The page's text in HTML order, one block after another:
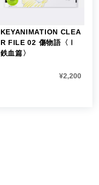
KEYANIMATION CLEA
R FILE 02 傷物語〈Ⅰ
鉄血篇〉
¥2,200